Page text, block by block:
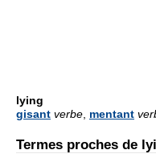
lying
gisant verbe mentant
Termes proches de